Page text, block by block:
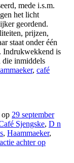
mede i.s.m.
het licht
geordend.
prijzen,
staat onder één
Indrukwekkend is
die inmiddels
, café
op 29 september
Sjengske, D n
, Haammaeker,
achterop